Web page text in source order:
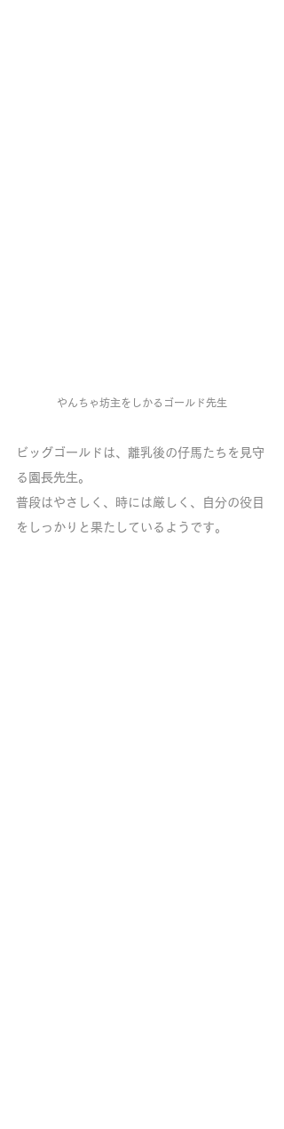
やんちゃ坊主をしかるゴールド先生
ビッグゴールドは、離乳後の仔馬たちを見守
る園長先生。
普段はやさしく、時には厳しく、自分の役目
をしっかりと果たしているようです。